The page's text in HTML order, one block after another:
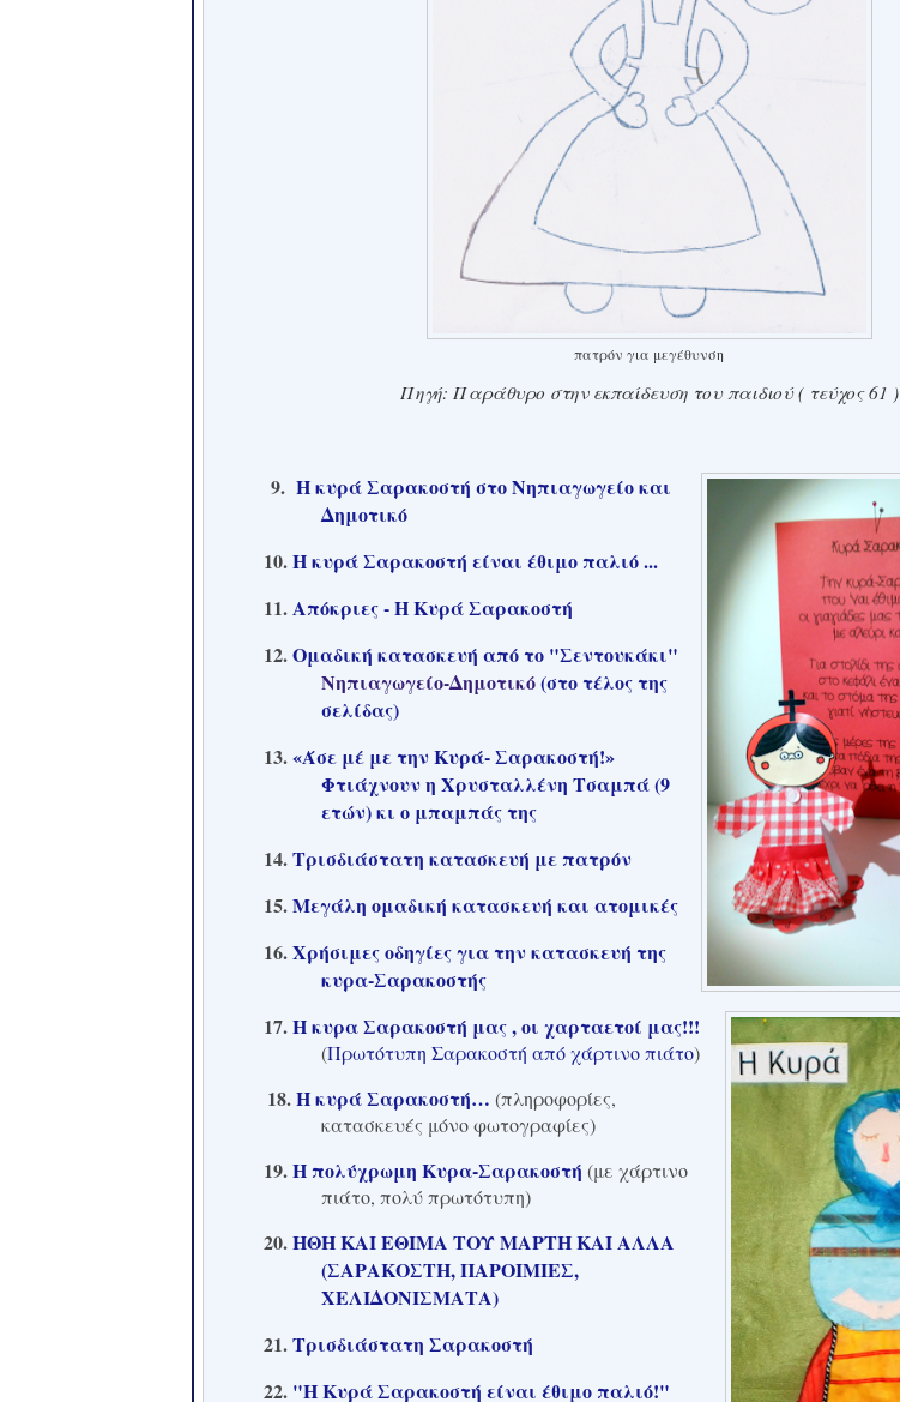
πατρόν για μεγέθυνση
Πηγή: Παράθυρο στην εκπαίδευση του παιδιού ( τεύχος 61 )
9. Η κυρά Σαρακοστή στο Νηπιαγωγείο και
Δημοτικό
10.Η κυρά Σαρακοστή είναι έθιμο παλιό ...
11.Απόκριες - Η Κυρά Σαρακοστή
12.Ομαδική κατασκευή από το "Σεντουκάκι"
Νηπιαγωγείο-Δημοτικό(στο τέλος της
σελίδας)
13.«Άσε μέ με την Κυρά- Σαρακοστή!»
Φτιάχνουν η Χρυσταλλένη Τσαμπά (9
ετών) κι ο μπαμπάς της
14.Τρισδιάστατη κατασκευή με πατρόν
15.Μεγάλη ομαδική κατασκευή και ατομικές
16.Χρήσιμες οδηγίες για την κατασκευή της
κυρα-Σαρακοστής
17.Η κυρα Σαρακοστή μας , οι χαρταετοί μας!!!
(Πρωτότυπη Σαρακοστή από χάρτινο πιάτο)
18.Η κυρά Σαρακοστή… (πληροφορίες,
κατασκευές μόνο φωτογραφίες)
19.Η πολύχρωμη Κυρα-Σαρακοστή (με χάρτινο
πιάτο, πολύ πρωτότυπη)
20.ΗΘΗ ΚΑΙ ΕΘΙΜΑ ΤΟΥ ΜΑΡΤΗ ΚΑΙ ΑΛΛΑ
(ΣΑΡΑΚΟΣΤΗ, ΠΑΡΟΙΜΙΕΣ,
ΧΕΛΙΔΟΝΙΣΜΑΤΑ)
21.Τρισδιάστατη Σαρακοστή
22. "Η Κυρά Σαρακοστή είναι έθιμο παλιό!"